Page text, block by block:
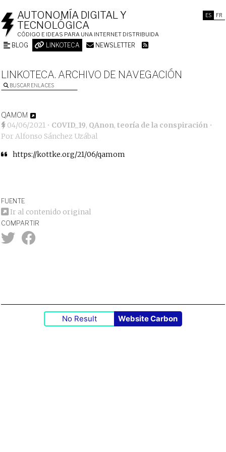
ES FR
AUTONOMÍA DIGITAL Y
TECNOLÓGICA
CÓDIGO E IDEAS PARA UNA INTERNET DISTRIBUIDA
BLOG LINKOTECA NEWSLETTER
LINKOTECA. ARCHIVO DE NAVEGACIÓN
BUSCAR ENLACES
QAMOM
04/06/2021 • COVID_19, QAnon,teoría de la conspiración •
PorAlfonso Sánchez Uzábal
https://kottke.org/21/06/qamom
FUENTE
Ir al contenido original
COMPARTIR
No Result Website Carbon